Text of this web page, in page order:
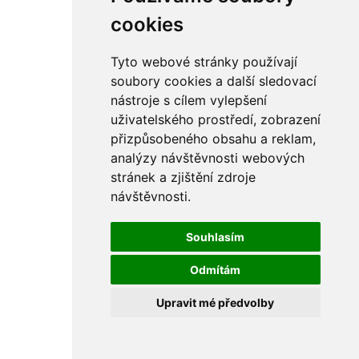
cookies
Tyto webové stránky používají
soubory cookies a další sledovací
nástroje s cílem vylepšení
uživatelského prostředí, zobrazení
přizpůsobeného obsahu a reklam,
analýzy návštěvnosti webových
stránek a zjištění zdroje
návštěvnosti.
Souhlasím
Odmítám
Upravit mé předvolby
řetězy
ostatní části
sekundární
sání
sedla
spojovací materiál
matice
podložky
pojistné kroužky
šrouby
výbava
výfuky a kolena
bowdeny a lanka
filtry
gufera